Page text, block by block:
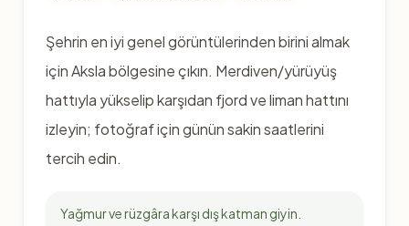
Şehrin en iyi genel görüntülerinden birini almak
için Aksla bölgesine çıkın. Merdiven/yürüyüş
hattıyla yükselip karşıdan fjord ve liman hattını
izleyin; fotoğraf için günün sakin saatlerini
tercih edin.
Yağmur ve rüzgâra karşı dış katman giyin.